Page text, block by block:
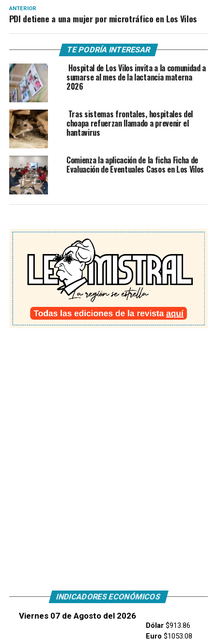
ANTERIOR
PDI detiene a una mujer por microtráfico en Los Vilos
TE PODRÍA INTERESAR
Hospital de Los Vilos invita a la comunidad a
sumarse al mes de la lactancia materna
2026
Tras sistemas frontales, hospitales del
choapa refuerzan llamado a prevenir el
hantavirus
Comienza la aplicación de la ficha Ficha de
Evaluación de Eventuales Casos en Los Vilos
INDICADORES ECONÓMICOS
Viernes 07 de Agosto del 2026
Dólar$913.86
Euro $1053.08